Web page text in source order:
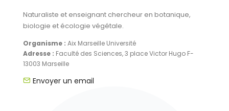
Herbier PCPR
Actualités et calendrier
Contact
Naturaliste et enseignant chercheur en botanique,
biologie et écologie végétale.
Organisme : Aix Marseille Université
Adresse : Faculté des Sciences, 3 place Victor Hugo F-
13003 Marseille
Envoyer un email